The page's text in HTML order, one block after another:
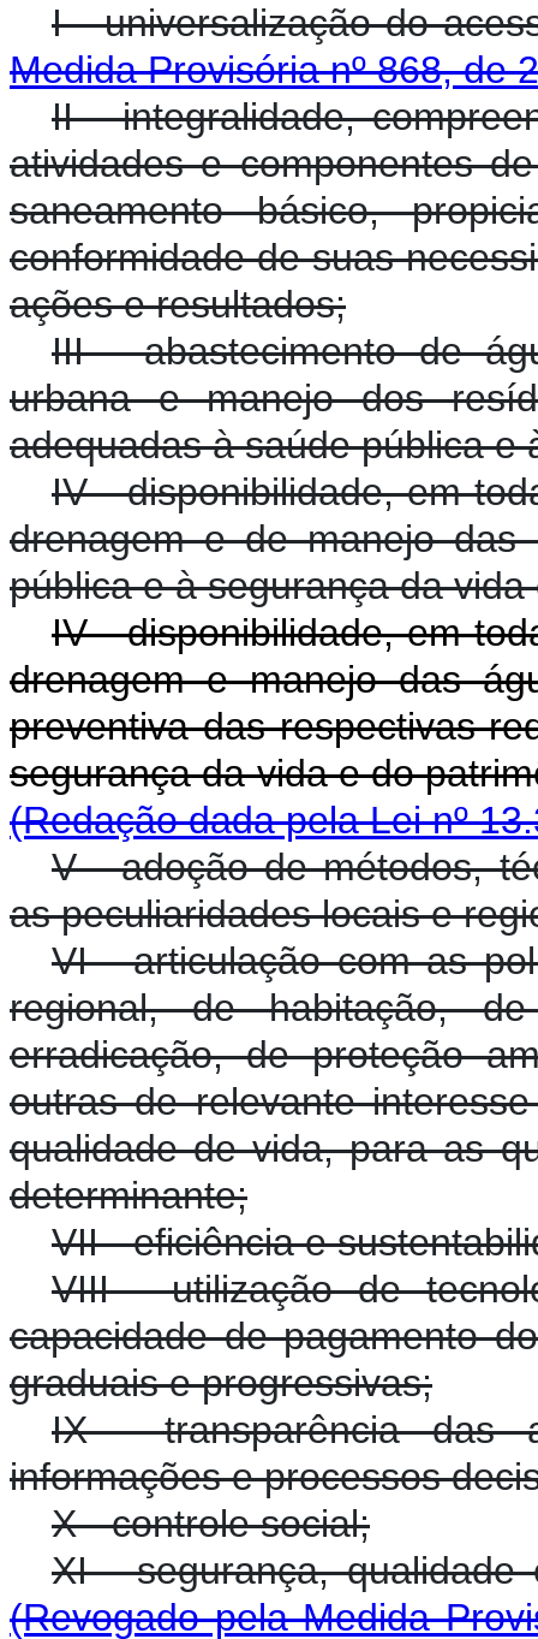
I - universalização do
Medida Provisória nº 868, de
II - integralidade,
atividades e componentes
saneamento básico,
conformidade de suas
ações e resultados;
III - abastecimento de
urbana e manejo dos
adequadas à saúde pública e
IV - disponibilidade, em
drenagem e de manejo das
pública e à segurança da
IV - disponibilidade, em
drenagem e manejo das
preventiva das respectivas
segurança da vida e
(Redação dada pela Lei nº
V - adoção de métodos,
as peculiaridades locais e
VI - articulação com as
regional, de habitação,
erradicação, de proteção
outras de relevante
qualidade de vida, para as
determinante;
VII - eficiência e
VIII - utilização de
capacidade de pagamento
graduais e progressivas;
IX - transparência das
informações e processos
X - controle social;
XI - segurança, qualidade
(Revogado pela Medida